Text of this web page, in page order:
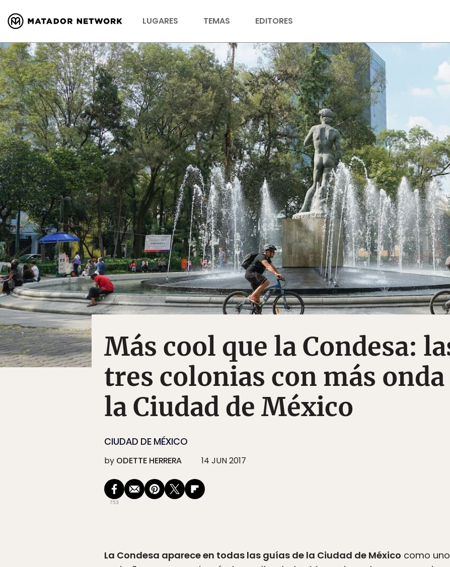
LUGARES TEMAS EDITORES
Más cool que la Condesa:
tres colonias con más onda
la Ciudad de México
CIUDAD DE MÉXICO
by ODETTE HERRERA 14 JUN 2017
753
La Condesa aparece en todas las guías de la Ciudad de México como